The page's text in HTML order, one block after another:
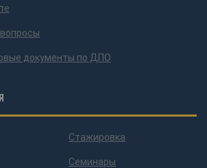
документы по ДПО
Стажировка
Семинары